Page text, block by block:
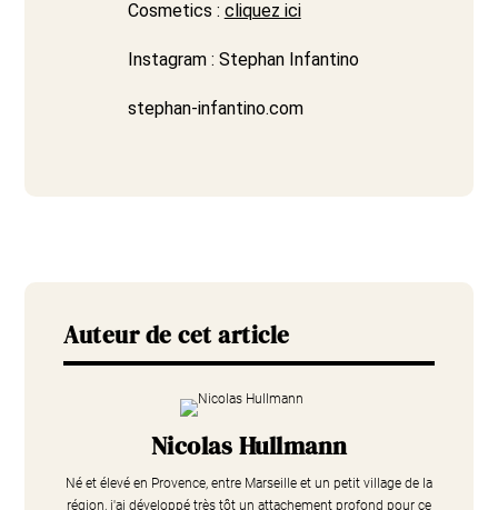
Cosmetics : cliquez ici
Instagram : Stephan Infantino
stephan-infantino.com
Auteur de cet article
Nicolas Hullmann
Né et élevé en Provence, entre Marseille et un petit village de la
région, j'ai développé très tôt un attachement profond pour ce